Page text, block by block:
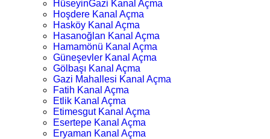
HüseyinGazi Kanal Açma
Hoşdere Kanal Açma
Hasköy Kanal Açma
Hasanoğlan Kanal Açma
Hamamönü Kanal Açma
Güneşevler Kanal Açma
Gölbaşı Kanal Açma
Gazi Mahallesi Kanal Açma
Fatih Kanal Açma
Etlik Kanal Açma
Etimesgut Kanal Açma
Esertepe Kanal Açma
Eryaman Kanal Açma